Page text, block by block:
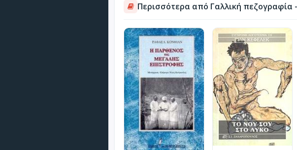
Περισσότερα από Γαλλική πεζογραφία